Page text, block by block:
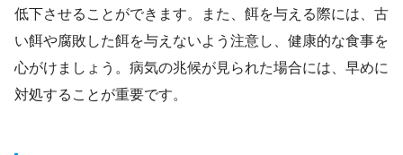
低下させることができます。また、餌を与える際には、古
い餌や腐敗した餌を与えないよう注意し、健康的な食事を
心がけましょう。病気の兆候が見られた場合には、早めに
対処することが重要です。